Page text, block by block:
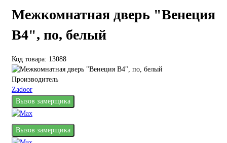
Межкомнатная дверь "Венеция
В4", по, белый
Код товара: 13088
Производитель
Zadoor
Вызов замерщика
Вызов замерщика